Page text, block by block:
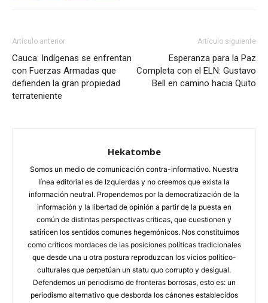
Artículo anterior
Cauca: Indígenas se enfrentan
con Fuerzas Armadas que
defienden la gran propiedad
terrateniente
Artículo siguiente
Esperanza para la Paz
Completa con el ELN: Gustavo
Bell en camino hacia Quito
Hekatombe
Somos un medio de comunicación contra-informativo. Nuestra
línea editorial es de Izquierdas y no creemos que exista la
información neutral. Propendemos por la democratización de la
información y la libertad de opinión a partir de la puesta en
común de distintas perspectivas críticas, que cuestionen y
satiricen los sentidos comunes hegemónicos. Nos constituimos
como críticos mordaces de las posiciones políticas tradicionales
que desde una u otra postura reproduzcan los vicios político-
culturales que perpetúan un statu quo corrupto y desigual.
Defendemos un periodismo de fronteras borrosas, esto es: un
periodismo alternativo que desborda los cánones establecidos